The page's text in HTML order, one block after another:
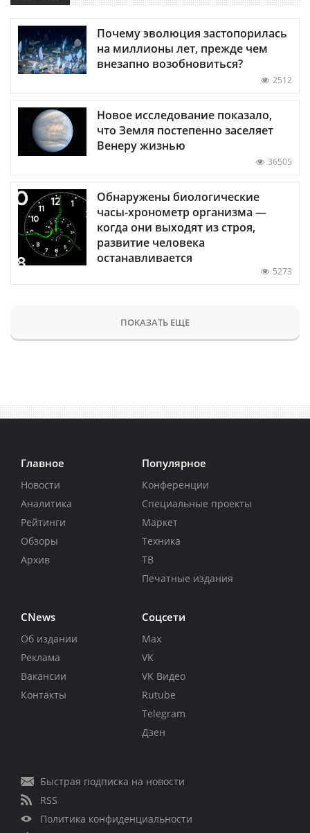
Почему эволюция застопорилась
на миллионы лет, прежде чем
внезапно возобновиться?
2512
Новое исследование показало,
что Земля постепенно заселяет
Венеру жизнью
36505
Обнаружены биологические
часы-хронометр организма —
когда они выходят из строя,
развитие человека
останавливается
5273
ПОКАЗАТЬ ЕЩЕ
Главное
Новости
Аналитика
Рейтинги
Обзоры
Архив
Популярное
Конференции
Специальные проекты
Маркет
Техника
ТВ
Печатные издания
CNews
Об издании
Реклама
Вакансии
Контакты
Соцсети
Max
VK
VK Видео
Rutube
Telegram
Дзен
Быстрая подписка на новости
RSS
Политика конфиденциальности